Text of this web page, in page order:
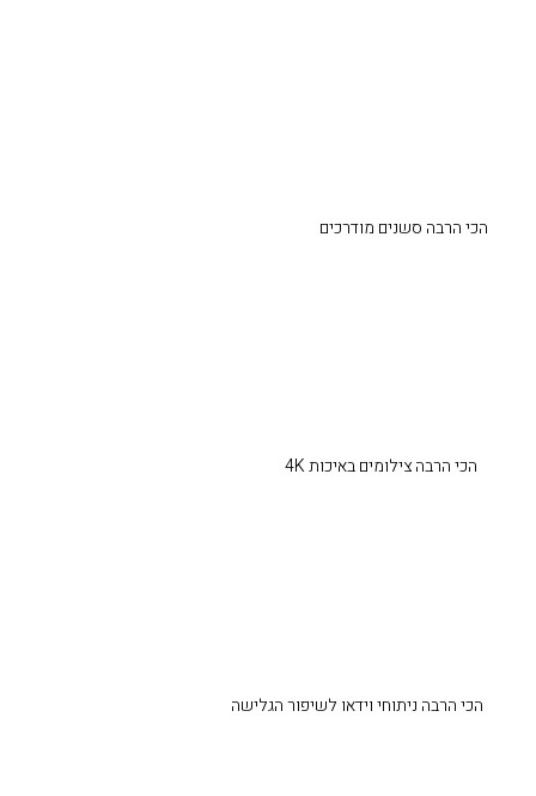
הכי הרבה ניתוחי וידאו לשיפור הגלישה
הכי הרבה צילומים באיכות 4K
הכי הרבה סשנים מודרכים